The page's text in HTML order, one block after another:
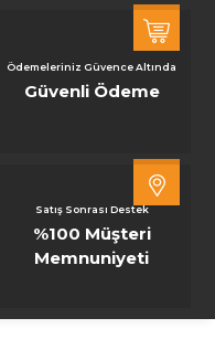
Ödemeleriniz Güvence Altında
Güvenli Ödeme
Satış Sonrası Destek
%100 Müşteri
Memnuniyeti